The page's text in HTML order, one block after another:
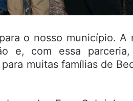
o nosso município.
e, com essa
muitas famílias de